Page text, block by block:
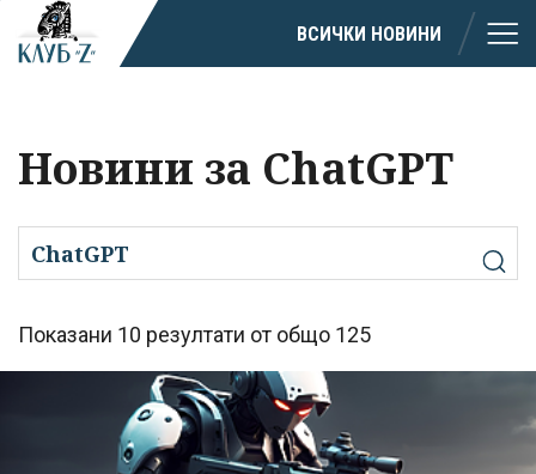
ВСИЧКИ НОВИНИ
Новини за ChatGPT
Показани 10 резултати от общо 125